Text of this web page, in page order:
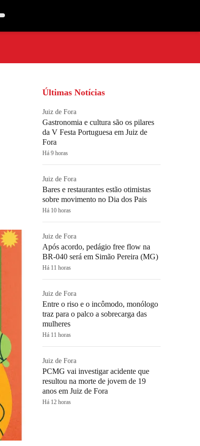
Últimas Notícias
Juiz de Fora
Gastronomia e cultura são os pilares
da V Festa Portuguesa em Juiz de
Fora
Há 9 horas
Juiz de Fora
Bares e restaurantes estão otimistas
sobre movimento no Dia dos Pais
Há 10 horas
Juiz de Fora
Após acordo, pedágio free flow na
BR-040 será em Simão Pereira (MG)
Há 11 horas
Juiz de Fora
Entre o riso e o incômodo, monólogo
traz para o palco a sobrecarga das
mulheres
Há 11 horas
Juiz de Fora
PCMG vai investigar acidente que
resultou na morte de jovem de 19
anos em Juiz de Fora
Há 12 horas